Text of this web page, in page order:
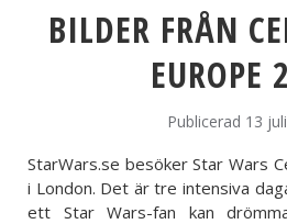
BILDER FRÅN
EUROPE
Publicerad 13
StarWars.se besöker Star Wars
i London. Det är tre intensiva
ett Star Wars-fan kan